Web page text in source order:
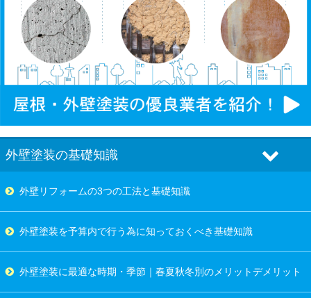
外壁塗装の基礎知識
外壁リフォームの3つの工法と基礎知識
外壁塗装を予算内で行う為に知っておくべき基礎知識
外壁塗装に最適な時期・季節｜春夏秋冬別のメリットデメリット